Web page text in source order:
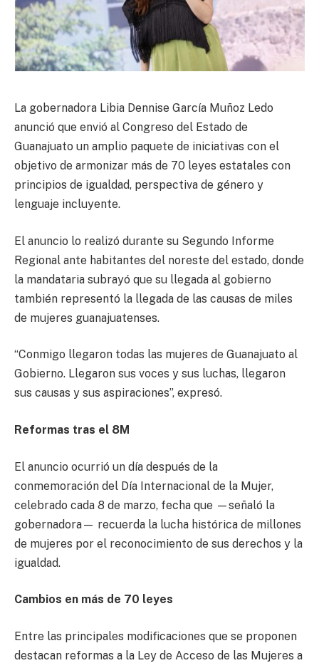
La gobernadora Libia Dennise García Muñoz Ledo
anunció que envió al Congreso del Estado de
Guanajuato un amplio paquete de iniciativas con el
objetivo de armonizar más de 70 leyes estatales con
principios de igualdad, perspectiva de género y
lenguaje incluyente.
El anuncio lo realizó durante su Segundo Informe
Regional ante habitantes del noreste del estado, donde
la mandataria subrayó que su llegada al gobierno
también representó la llegada de las causas de miles
de mujeres guanajuatenses.
“Conmigo llegaron todas las mujeres de Guanajuato al
Gobierno. Llegaron sus voces y sus luchas, llegaron
sus causas y sus aspiraciones”, expresó.
Reformas tras el 8M
El anuncio ocurrió un día después de la
conmemoración del Día Internacional de la Mujer,
celebrado cada 8 de marzo, fecha que —señaló la
gobernadora— recuerda la lucha histórica de millones
de mujeres por el reconocimiento de sus derechos y la
igualdad.
Cambios en más de 70 leyes
Entre las principales modificaciones que se proponen
destacan reformas a la Ley de Acceso de las Mujeres a